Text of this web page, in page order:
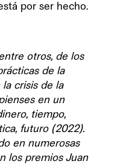
por ser hecho.
otros, de los
de la
crisis de la
en un
tiempo,
futuro (2022).
en numerosas
los premios Juan